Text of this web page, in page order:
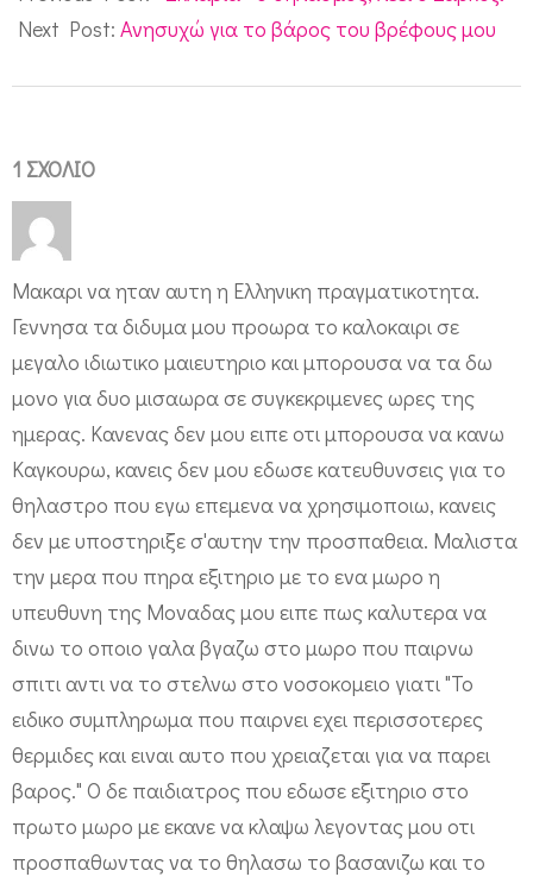
17
Next Post: Ανησυχώ για το βάρος του βρέφους μου
1 ΣΧΌΛΙΟ
Μακαρι να ηταν αυτη η Ελληνικη πραγματικοτητα.
Γεννησα τα διδυμα μου προωρα το καλοκαιρι σε
μεγαλο ιδιωτικο μαιευτηριο και μπορουσα να τα δω
μονο για δυο μισαωρα σε συγκεκριμενες ωρες της
ημερας. Κανενας δεν μου ειπε οτι μπορουσα να κανω
Καγκουρω, κανεις δεν μου εδωσε κατευθυνσεις για το
θηλαστρο που εγω επεμενα να χρησιμοποιω, κανεις
δεν με υποστηριξε σ'αυτην την προσπαθεια. Μαλιστα
την μερα που πηρα εξιτηριο με το ενα μωρο η
υπευθυνη της Μοναδας μου ειπε πως καλυτερα να
δινω το οποιο γαλα βγαζω στο μωρο που παιρνω
σπιτι αντι να το στελνω στο νοσοκομειο γιατι "Το
ειδικο συμπληρωμα που παιρνει εχει περισσοτερες
θερμιδες και ειναι αυτο που χρειαζεται για να παρει
βαρος." Ο δε παιδιατρος που εδωσε εξιτηριο στο
πρωτο μωρο με εκανε να κλαψω λεγοντας μου οτι
προσπαθωντας να το θηλασω το βασανιζω και το